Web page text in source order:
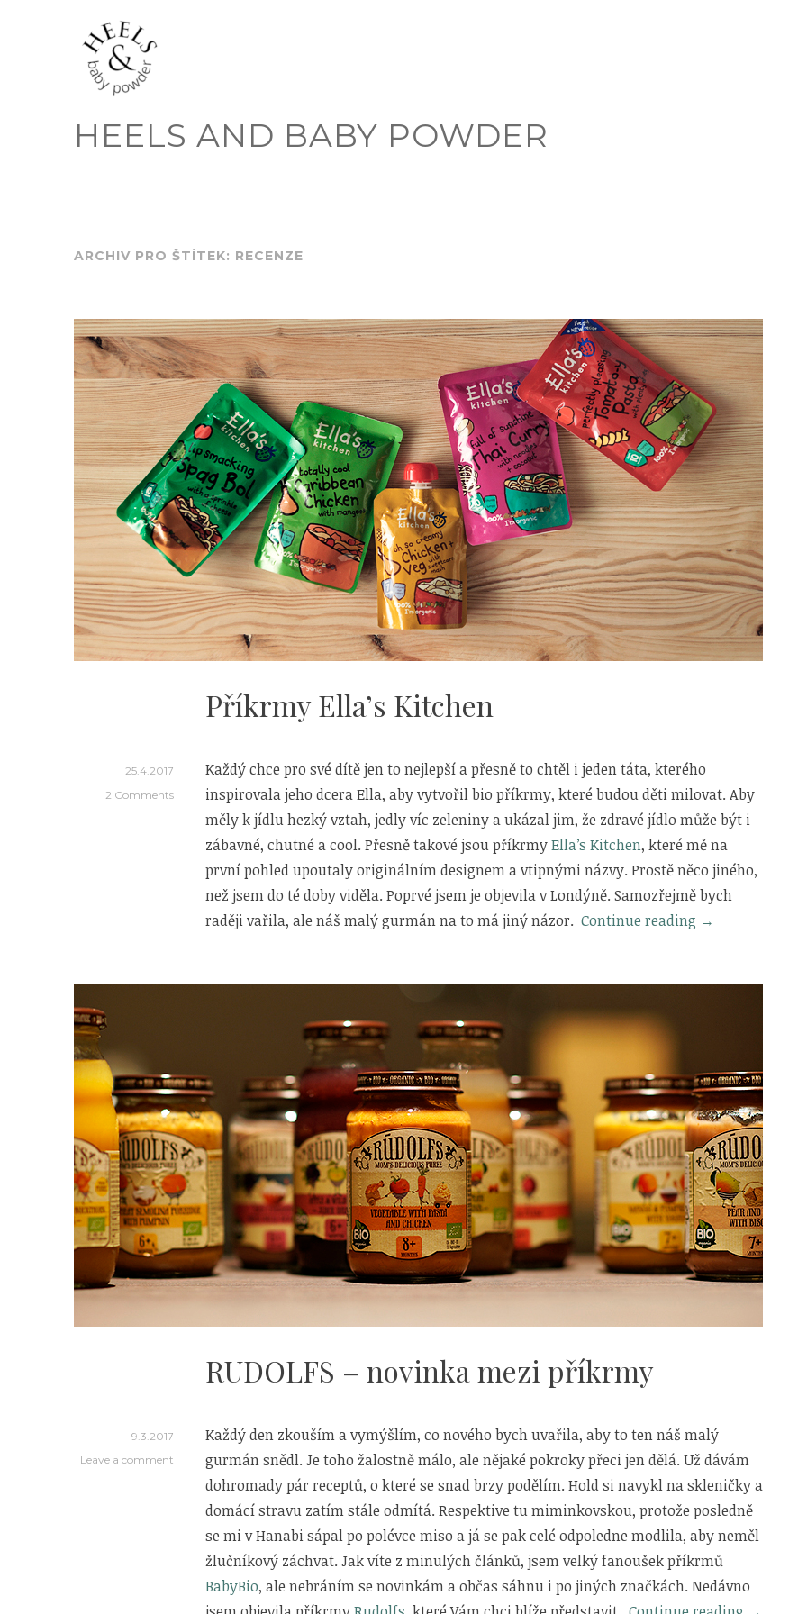
HEELS AND BABY POWDER
ARCHIV PRO ŠTÍTEK: RECENZE
Příkrmy Ella’s Kitchen
25.4.2017
2 Comments
Každý chce pro své dítě jen to nejlepší a přesně to chtěl i jeden táta, kterého
inspirovala jeho dcera Ella, aby vytvořil bio příkrmy, které budou děti milovat. Aby
měly k jídlu hezký vztah, jedly víc zeleniny a ukázal jim, že zdravé jídlo může být i
zábavné, chutné a cool. Přesně takové jsou příkrmyElla’s Kitchen, které mě na
první pohled upoutaly originálním designem a vtipnými názvy. Prostě něco jiného,
než jsem do té doby viděla. Poprvé jsem je objevila v Londýně. Samozřejmě bych
raději vařila, ale náš malý gurmán na to má jiný názor. Continue reading „Příkrmy
→
RUDOLFS – novinka mezi příkrmy
9.3.2017
Leave a comment
Každý den zkouším a vymýšlím, co nového bych uvařila, aby to ten náš malý
gurmán snědl. Je toho žalostně málo, ale nějaké pokroky přeci jen dělá. Už dávám
dohromady pár receptů, o které se snad brzy podělím. Hold si navykl na skleničky a
domácí stravu zatím stále odmítá. Respektive tu miminkovskou, protože posledně
se mi v Hanabi sápal po polévce miso a já se pak celé odpoledne modlila, aby neměl
žlučníkový záchvat. Jak víte z minulých článků, jsem velký fanoušek příkrmů
BabyBio, ale nebráním se novinkám a občas sáhnu i po jiných značkách. Nedávno